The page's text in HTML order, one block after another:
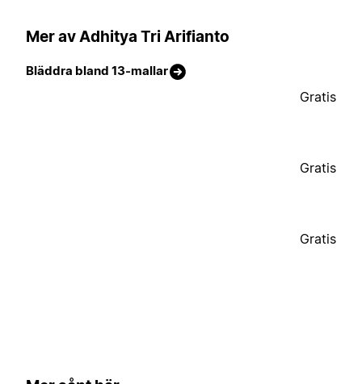
Mer av Adhitya Tri Arifianto
Bläddra bland 13-mallar
Gratis
Gratis
Gratis